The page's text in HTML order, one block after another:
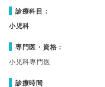
診療科目：
小児科
専門医・資格：
小児科専門医
診療時間